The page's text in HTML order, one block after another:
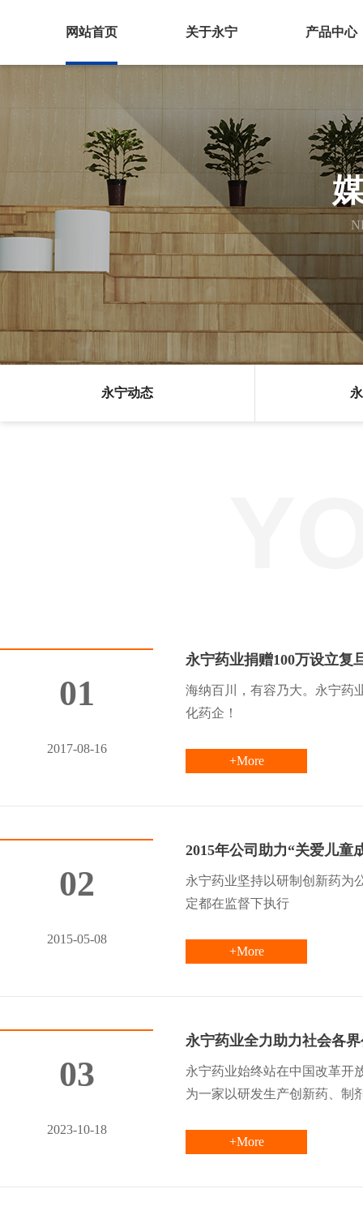
网站首页 关于永宁 产品中心
永宁动态
01
2017-08-16
永宁药业捐赠100万设立复
海纳百川，有容乃大。永宁药
化药企！
+More
02
2015-05-08
2015年公司助力“关爱儿童
永宁药业坚持以研制创新药为
定都在监督下执行
+More
03
2023-10-18
永宁药业全力助力社会各
永宁药业始终站在中国改革开
为一家以研发生产创新药、制
+More